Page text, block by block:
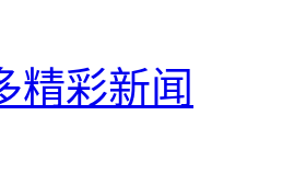
精彩新闻